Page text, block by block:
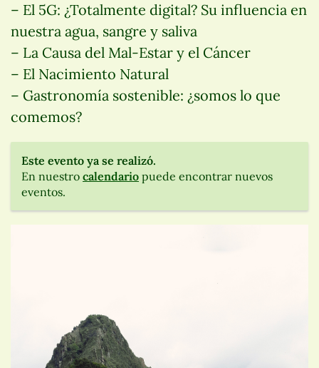
– El 5G: ¿Totalmente digital? Su influencia en
nuestra agua, sangre y saliva
– La Causa del Mal-Estar y el Cáncer
– El Nacimiento Natural
– Gastronomía sostenible: ¿somos lo que
comemos?
Este evento ya se realizó.
En nuestro calendario puede encontrar nuevos
eventos.